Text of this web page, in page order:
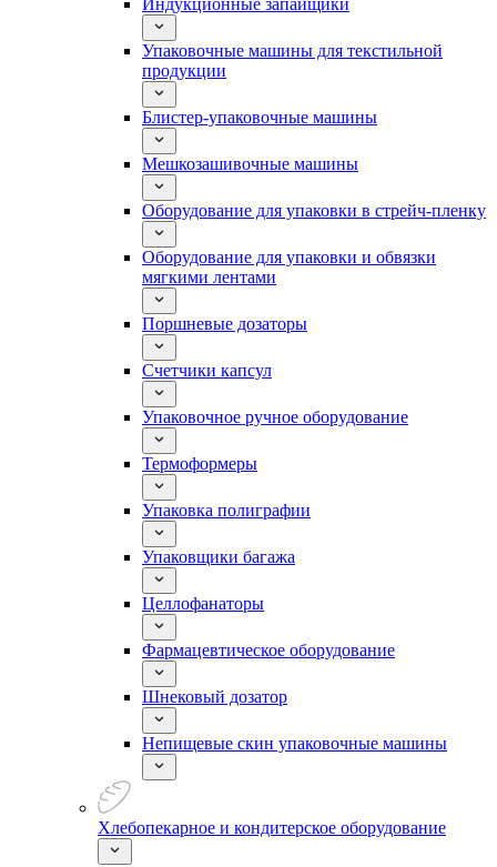
Индукционные запайщики
Упаковочные машины для текстильной
продукции
Блистер-упаковочные машины
Мешкозашивочные машины
Оборудование для упаковки в стрейч-пленку
Оборудование для упаковки и обвязки
мягкими лентами
Поршневые дозаторы
Счетчики капсул
Упаковочное ручное оборудование
Термоформеры
Упаковка полиграфии
Упаковщики багажа
Целлофанаторы
Фармацевтическое оборудование
Шнековый дозатор
Непищевые скин упаковочные машины
Хлебопекарное и кондитерское оборудование